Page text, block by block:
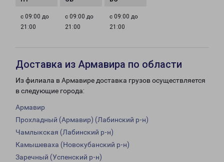
с 09:00 до
21:00
с 09:00 до
21:00
с 09:00 до
21:00
Доставка из Армавира по области
Из филиала в Армавире доставка грузов осуществляется
в следующие города:
Армавир
Прохладный (Армавир) (Лабинский р-н)
Чамлыкская (Лабинский р-н)
Камышеваха (Новокубанский р-н)
Заречный (Успенский р-н)